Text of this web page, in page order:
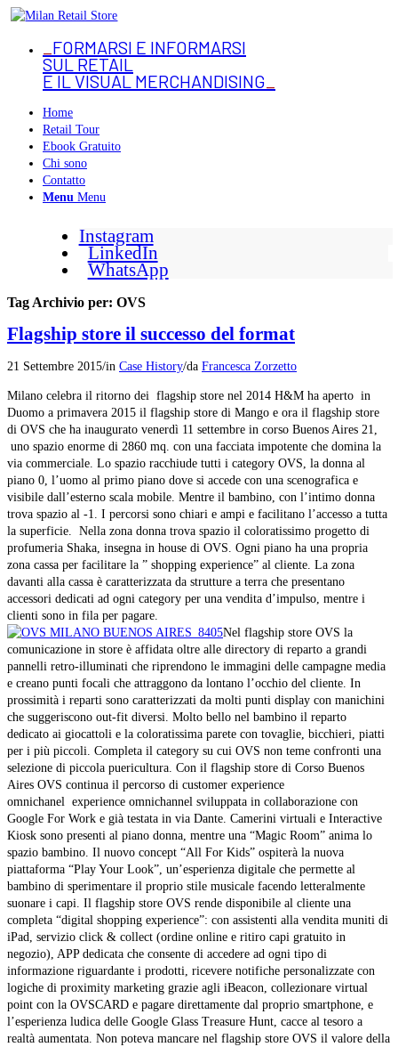
FORMARSI E INFORMARSI
SUL RETAIL
E IL VISUAL MERCHANDISING
Home
Retail Tour
Ebook Gratuito
Chi sono
Contatto
Menu Menu
Instagram
LinkedIn
WhatsApp
Tag Archivio per: OVS
Flagship store il successo del format
21 Settembre 2015/in Case History/da Francesca Zorzetto
Milano celebra il ritorno dei flagship store nel 2014 H&M ha aperto in
Duomo a primavera 2015 il flagship store di Mango e ora il flagship store
di OVS che ha inaugurato venerdì 11 settembre in corso Buenos Aires 21,
uno spazio enorme di 2860 mq. con una facciata impotente che domina la
via commerciale. Lo spazio racchiude tutti i category OVS, la donna al
piano 0, l’uomo al primo piano dove si accede con una scenografica e
visibile dall’esterno scala mobile. Mentre il bambino, con l’intimo donna
trova spazio al -1. I percorsi sono chiari e ampi e facilitano l’accesso a tutta
la superficie. Nella zona donna trova spazio il coloratissimo progetto di
profumeria Shaka, insegna in house di OVS. Ogni piano ha una propria
zona cassa per facilitare la ” shopping experience” al cliente. La zona
davanti alla cassa è caratterizzata da strutture a terra che presentano
accessori dedicati ad ogni category per una vendita d’impulso, mentre i
clienti sono in fila per pagare.
Nel flagship store OVS la
comunicazione in store è affidata oltre alle directory di reparto a grandi
pannelli retro-illuminati che riprendono le immagini delle campagne media
e creano punti focali che attraggono da lontano l’occhio del cliente. In
prossimità i reparti sono caratterizzati da molti punti display con manichini
che suggeriscono out-fit diversi. Molto bello nel bambino il reparto
dedicato ai giocattoli e la coloratissima parete con tovaglie, bicchieri, piatti
per i più piccoli. Completa il category su cui OVS non teme confronti una
selezione di piccola puericultura. Con il flagship store di Corso Buenos
Aires OVS continua il percorso di customer experience
omnichanel experience omnichannel sviluppata in collaborazione con
Google For Work e già testata in via Dante. Camerini virtuali e Interactive
Kiosk sono presenti al piano donna, mentre una “Magic Room” anima lo
spazio bambino. Il nuovo concept “All For Kids” ospiterà la nuova
piattaforma “Play Your Look”, un’esperienza digitale che permette al
bambino di sperimentare il proprio stile musicale facendo letteralmente
suonare i capi. Il flagship store OVS rende disponibile al cliente una
completa “digital shopping experience”: con assistenti alla vendita muniti di
iPad, servizio click & collect (ordine online e ritiro capi gratuito in
negozio), APP dedicata che consente di accedere ad ogni tipo di
informazione riguardante i prodotti, ricevere notifiche personalizzate con
logiche di proximity marketing grazie agli iBeacon, collezionare virtual
point con la OVSCARD e pagare direttamente dal proprio smartphone, e
l’esperienza ludica delle Google Glass Treasure Hunt, cacce al tesoro a
realtà aumentata. Non poteva mancare nel flagship store OVS il valore della